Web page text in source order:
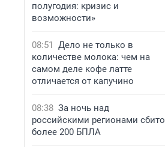
полугодия: кризис и
возможности»
08:51 Дело не только в
количестве молока: чем на
самом деле кофе латте
отличается от капучино
08:38 За ночь над
российскими регионами сбито
более 200 БПЛА